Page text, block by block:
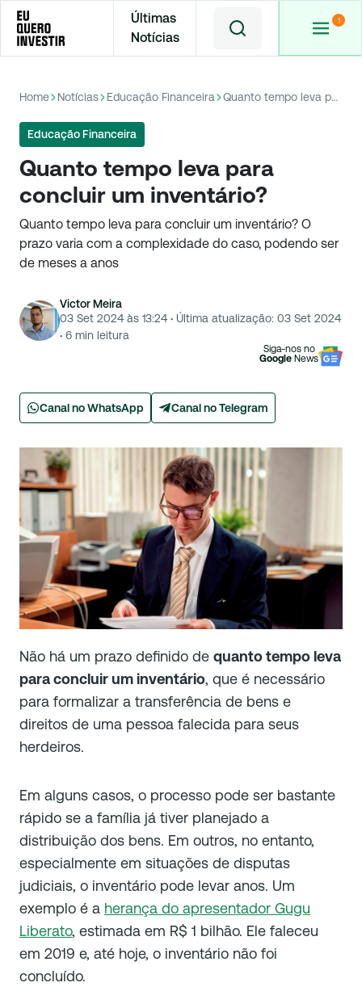
Últimas
Notícias
Home Notícias Educação Financeira Quanto tempo leva para concluir um inventário?
Educação Financeira
Quanto tempo leva para
concluir um inventário?
Quanto tempo leva para concluir um inventário? O
prazo varia com a complexidade do caso, podendo ser
de meses a anos
Victor Meira
03 Set 2024 às 13:24 · Última atualização: 03 Set 2024
· 6 min leitura
Siga-nos no
Google News
Canal no WhatsApp Canal no Telegram
Não há um prazo definido de quanto tempo leva
para concluir um inventário, que é necessário
para formalizar a transferência de bens e
direitos de uma pessoa falecida para seus
herdeiros.
Em alguns casos, o processo pode ser bastante
rápido se a família já tiver planejado a
distribuição dos bens. Em outros, no entanto,
especialmente em situações de disputas
judiciais, o inventário pode levar anos. Um
exemplo é a herança do apresentador Gugu
Liberato, estimada em R$ 1 bilhão. Ele faleceu
em 2019 e, até hoje, o inventário não foi
concluído.